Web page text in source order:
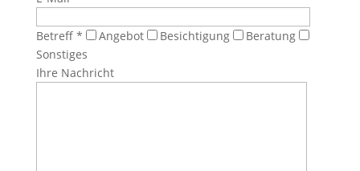
Betreff * Angebot Besichtigung
Beratung
Sonstiges
Ihre Nachricht